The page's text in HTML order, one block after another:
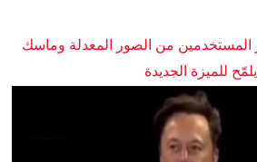
من الصور المعدلة وماسك
يلمّح للميزة الجديدة